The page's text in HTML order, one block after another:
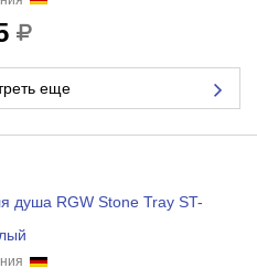
еще
душа RGW Stone Tray ST-